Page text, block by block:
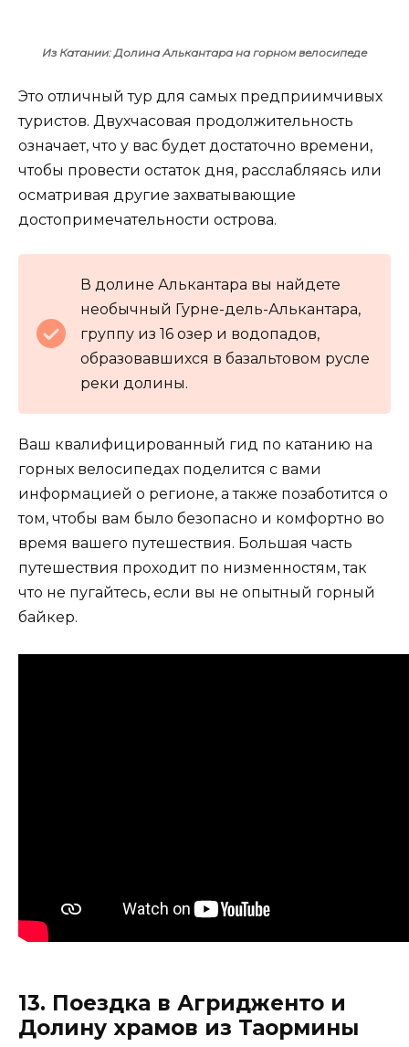
Из Катании: Долина Алькантара на горном велосипеде
Это отличный тур для самых предприимчивых
туристов. Двухчасовая продолжительность
означает, что у вас будет достаточно времени,
чтобы провести остаток дня, расслабляясь или
осматривая другие захватывающие
достопримечательности острова.
В долине Алькантара вы найдете
необычный Гурне-дель-Алькантара,
группу из 16 озер и водопадов,
образовавшихся в базальтовом русле
реки долины.
Ваш квалифицированный гид по катанию на
горных велосипедах поделится с вами
информацией о регионе, а также позаботится о
том, чтобы вам было безопасно и комфортно во
время вашего путешествия. Большая часть
путешествия проходит по низменностям, так
что не пугайтесь, если вы не опытный горный
байкер.
13. Поездка в Агридженто и
Долину храмов из Таормины